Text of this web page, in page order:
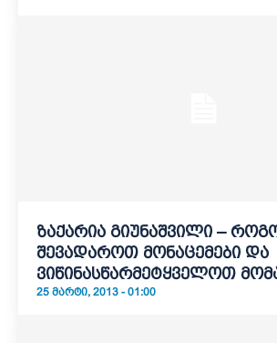
ზაქარია გიუნაშვილი –
შევადაროთ მონაცემები და
ვიწინასწარმეტყველოთ
25 ᲛᲐᲠᲢᲘ, 2013 - 01:00